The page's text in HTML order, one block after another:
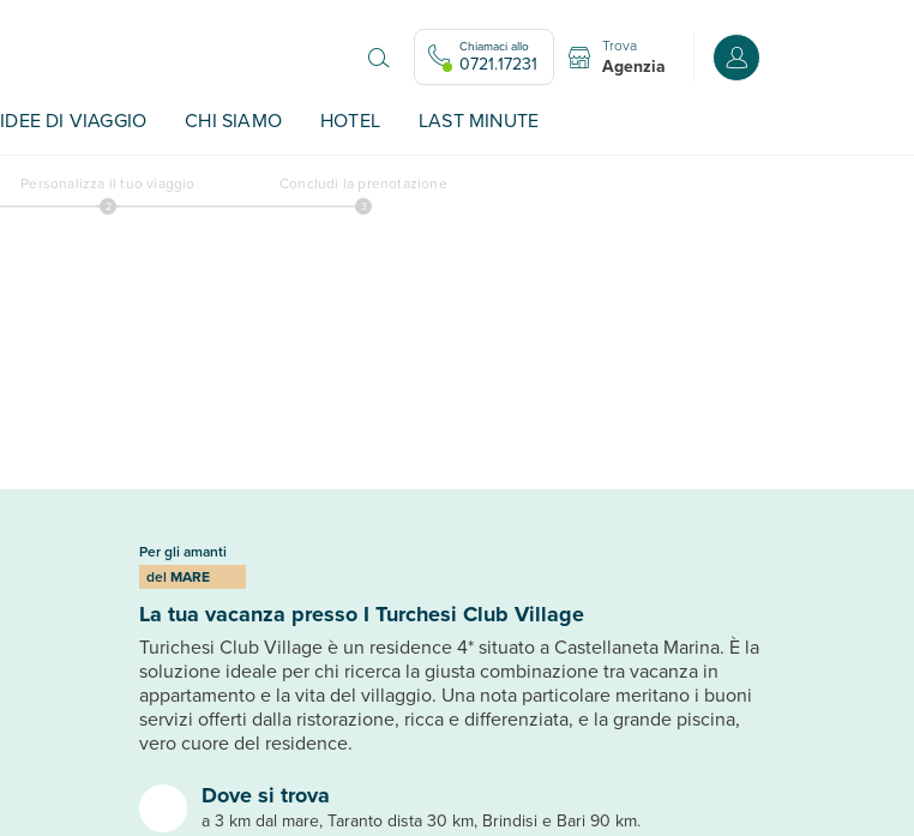
Chiamaci allo
0721.17231
Trova
Agenzia Accedi o registrati
IDEE DI VIAGGIO CHI SIAMO HOTEL LAST MINUTE
Personalizza il tuo viaggio Concludi la prenotazione
Dove si trova
a 3 km dal mare, Taranto dista 30 km, Brindisi e Bari 90 km.
Per gli amanti
del MARE
La tua vacanza presso I Turchesi Club Village
Turichesi Club Village è un residence 4* situato a Castellaneta Marina. È la
soluzione ideale per chi ricerca la giusta combinazione tra vacanza in
appartamento e la vita del villaggio. Una nota particolare meritano i buoni
servizi offerti dalla ristorazione, ricca e differenziata, e la grande piscina,
vero cuore del residence.